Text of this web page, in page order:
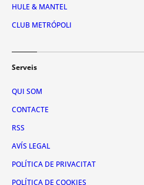
HULE & MANTEL
CLUB METRÓPOLI
Serveis
QUI SOM
CONTACTE
RSS
AVÍS LEGAL
POLÍTICA DE PRIVACITAT
POLÍTICA DE COOKIES